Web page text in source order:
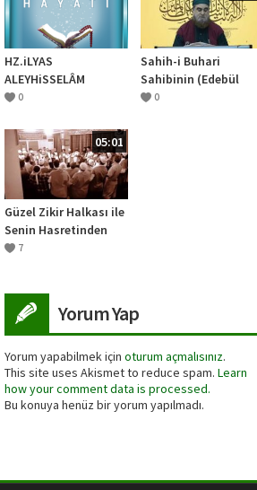
HZ.iLYAS
ALEYHiSSELÂM
0
Sahih-i Buhari
Sahibinin (Edebül
Müfred Dersleri)
0
05:01
Güzel Zikir Halkası ile
Senin Hasretinden
Mahsurdur Alem –
7
Yorum Yap
Yorum yapabilmek için oturum açmalısınız.
This site uses Akismet to reduce spam. Learn
how your comment data is processed.
Bu konuya henüz bir yorum yapılmadı.